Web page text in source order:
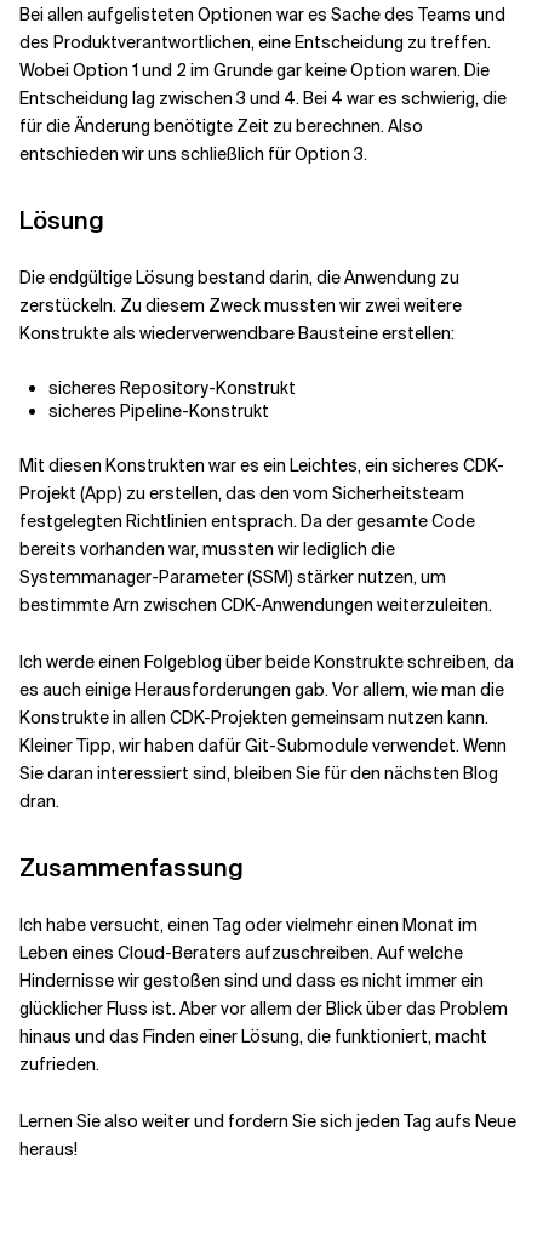
Bei allen aufgelisteten Optionen war es Sache des Teams und
des Produktverantwortlichen, eine Entscheidung zu treffen.
Wobei Option 1 und 2 im Grunde gar keine Option waren. Die
Entscheidung lag zwischen 3 und 4. Bei 4 war es schwierig, die
für die Änderung benötigte Zeit zu berechnen. Also
entschieden wir uns schließlich für Option 3.
Lösung
Die endgültige Lösung bestand darin, die Anwendung zu
zerstückeln. Zu diesem Zweck mussten wir zwei weitere
Konstrukte als wiederverwendbare Bausteine erstellen:
sicheres Repository-Konstrukt
sicheres Pipeline-Konstrukt
Mit diesen Konstrukten war es ein Leichtes, ein sicheres CDK-
Projekt (App) zu erstellen, das den vom Sicherheitsteam
festgelegten Richtlinien entsprach. Da der gesamte Code
bereits vorhanden war, mussten wir lediglich die
Systemmanager-Parameter (SSM) stärker nutzen, um
bestimmte Arn zwischen CDK-Anwendungen weiterzuleiten.
Ich werde einen Folgeblog über beide Konstrukte schreiben, da
es auch einige Herausforderungen gab. Vor allem, wie man die
Konstrukte in allen CDK-Projekten gemeinsam nutzen kann.
Kleiner Tipp, wir haben dafür Git-Submodule verwendet. Wenn
Sie daran interessiert sind, bleiben Sie für den nächsten Blog
dran.
Zusammenfassung
Ich habe versucht, einen Tag oder vielmehr einen Monat im
Leben eines Cloud-Beraters aufzuschreiben. Auf welche
Hindernisse wir gestoßen sind und dass es nicht immer ein
glücklicher Fluss ist. Aber vor allem der Blick über das Problem
hinaus und das Finden einer Lösung, die funktioniert, macht
zufrieden.
Lernen Sie also weiter und fordern Sie sich jeden Tag aufs Neue
heraus!